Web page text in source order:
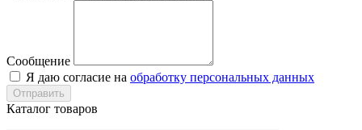
Сообщение
Я даю согласие на обработку персональных данных
Каталог товаров